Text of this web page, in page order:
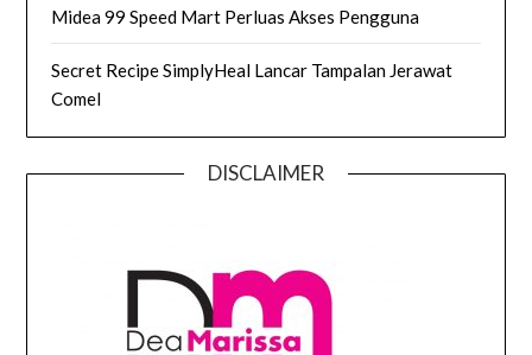
Midea 99 Speed Mart Perluas Akses Pengguna
Secret Recipe SimplyHeal Lancar Tampalan Jerawat
Comel
DISCLAIMER